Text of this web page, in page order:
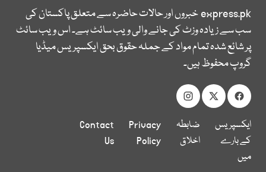
express.pkخبروں اور حالات حاضرہ سے متعلق پاکستان کی
سب سے زیادہ وزٹ کی جانے والی ویب سائٹ ہے۔ اس ویب سائٹ
پر شائع شدہ تمام مواد کے جملہ حقوق بحق ایکسپریس میڈیا
گروپ محفوظ ہیں۔
ایکسپریس
کے بارے
میں
ضابطہ
اخلاق
Privacy
Policy
Contact
Us